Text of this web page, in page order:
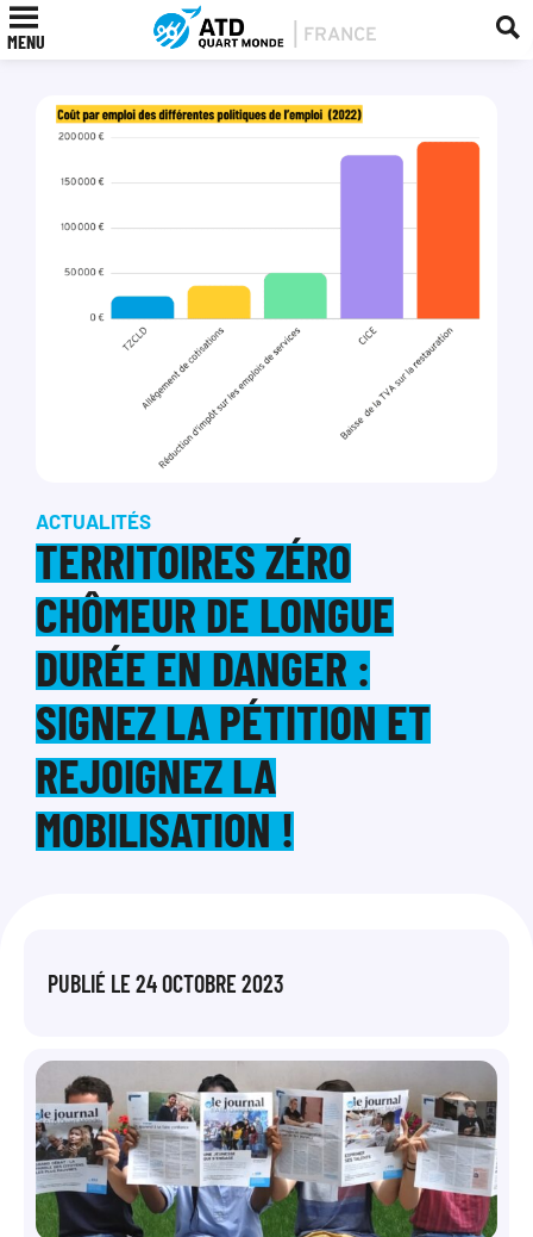
MENU
ACTUALITÉS
TERRITOIRES ZÉRO
CHÔMEUR DE LONGUE
DURÉE EN DANGER :
SIGNEZ LA PÉTITION ET
REJOIGNEZ LA
MOBILISATION !
PUBLIÉ LE 24 OCTOBRE 2023